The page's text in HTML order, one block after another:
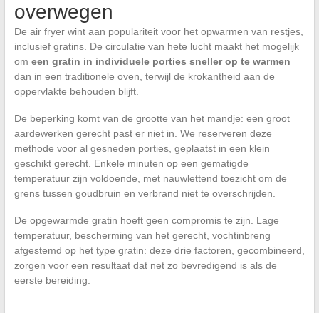
overwegen
De air fryer wint aan populariteit voor het opwarmen van restjes,
inclusief gratins. De circulatie van hete lucht maakt het mogelijk
om een gratin in individuele porties sneller op te warmen
dan in een traditionele oven, terwijl de krokantheid aan de
oppervlakte behouden blijft.
De beperking komt van de grootte van het mandje: een groot
aardewerken gerecht past er niet in. We reserveren deze
methode voor al gesneden porties, geplaatst in een klein
geschikt gerecht. Enkele minuten op een gematigde
temperatuur zijn voldoende, met nauwlettend toezicht om de
grens tussen goudbruin en verbrand niet te overschrijden.
De opgewarmde gratin hoeft geen compromis te zijn. Lage
temperatuur, bescherming van het gerecht, vochtinbreng
afgestemd op het type gratin: deze drie factoren, gecombineerd,
zorgen voor een resultaat dat net zo bevredigend is als de
eerste bereiding.